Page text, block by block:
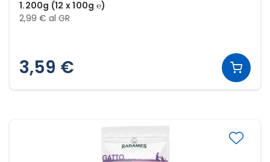
1.200g (12 x 100g ℮)
2,99 € al GR
3,59 €